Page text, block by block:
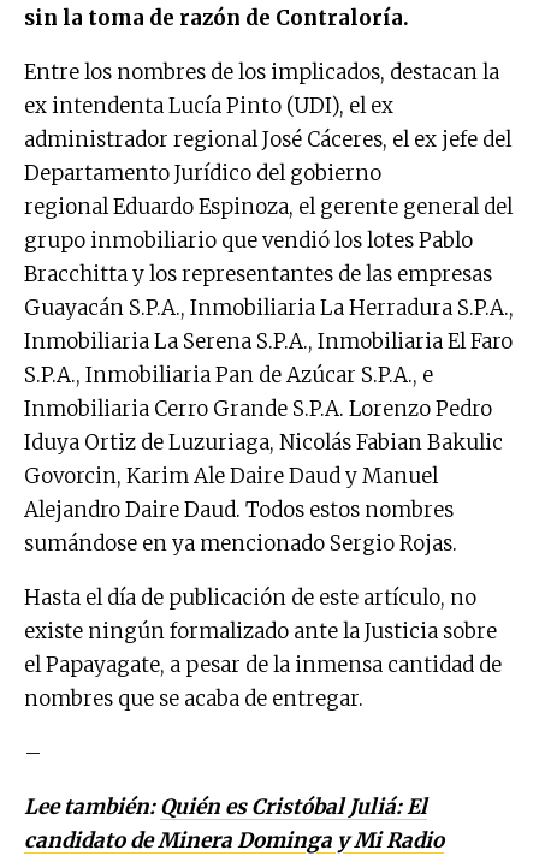
sin la toma de razón de Contraloría.
Entre los nombres de los implicados, destacan la
ex intendenta Lucía Pinto (UDI), el ex
administrador regional José Cáceres, el ex jefe del
Departamento Jurídico del gobierno
regional Eduardo Espinoza, el gerente general del
grupo inmobiliario que vendió los lotes Pablo
Bracchitta y los representantes de las empresas
Guayacán S.P.A., Inmobiliaria La Herradura S.P.A.,
Inmobiliaria La Serena S.P.A., Inmobiliaria El Faro
S.P.A., Inmobiliaria Pan de Azúcar S.P.A., e
Inmobiliaria Cerro Grande S.P.A. Lorenzo Pedro
Iduya Ortiz de Luzuriaga, Nicolás Fabian Bakulic
Govorcin, Karim Ale Daire Daud y Manuel
Alejandro Daire Daud. Todos estos nombres
sumándose en ya mencionado Sergio Rojas.
Hasta el día de publicación de este artículo, no
existe ningún formalizado ante la Justicia sobre
el Papayagate, a pesar de la inmensa cantidad de
nombres que se acaba de entregar.
–
Lee también:Quién es Cristóbal Juliá: El
candidato de Minera Dominga y Mi Radio